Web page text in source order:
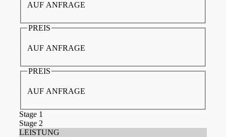
AUF ANFRAGE
PREIS
AUF ANFRAGE
PREIS
AUF ANFRAGE
Stage 1
Stage 2
LEISTUNG